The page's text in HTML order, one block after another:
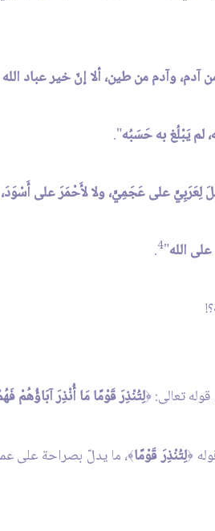
آدم، وآدم من طين، ألا إنّ خير عباد
لم يَبْلُغ به حَسَبُه".
على عَجَمِيٍّ، ولا لأَحْمَرَ على أَسْوَدَ،
الله"
4
.
تعالى: ﴿لِتُنْذِرَ قَوْمًا مَا أُنْذِرَ آبَاؤُهُمْ
﴿لِتُنْذِرَ قَوْمًا﴾، ما يدلّ بصراحة على